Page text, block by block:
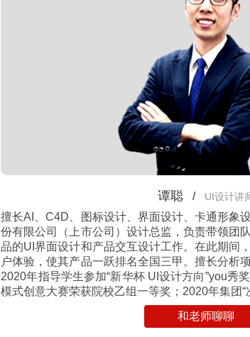
谭聪 / UI设计讲
擅长AI、C4D、图标设计、界面设计、卡通形象
份有限公司（上市公司）设计总监，负责带领团
品的UI界面设计和产品交互设计工作。在此期间
户体验，使其产品一跃排名全国三甲。擅长分析
2020年指导学生参加“新华杯 UI设计方向”you秀
模式创意大赛荣获院校乙组一等奖；2020年集团“
和老师聊聊